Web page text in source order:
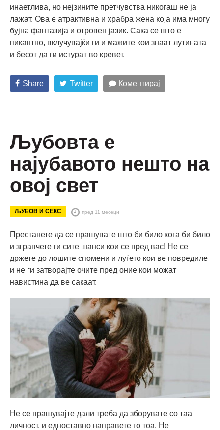
инаетлива, но нејзините претчувства никогаш не ја
лажат. Ова е атрактивна и храбра жена која има многу
бујна фантазија и отровен јазик. Сака се што е
пикантно, вклучувајќи ги и мажите кои знаат лутината
и бесот да ги истурат во кревет.
Share Twitter Коментирај
Љубовта е
најубавото нешто на
овој свет
ЉУБОВ И СЕКС пред 11 месеци
Престанете да се прашувате што би било кога би било
и зграпчете ги сите шанси кои се пред вас! Не се
држете до лошите спомени и луѓето кои ве повредиле
и не ги затворајте очите пред оние кои можат
навистина да ве сакаат.
Не се прашувајте дали треба да зборувате со таа
личност, и едноставно направете го тоа. Не